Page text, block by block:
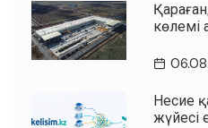
көлемі
Несие
жүйесі